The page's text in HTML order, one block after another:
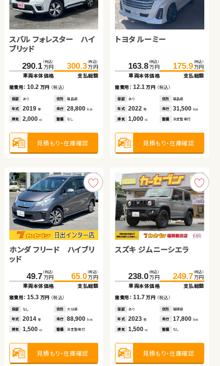
スバル フォレスター ハイ
ブリッド
290.1 （税込）
万円
車両本体価格
300.3 （税込）
万円
支払総額
諸費用：10.2 万円 （税込）
保証 あり 住所 福島県
年式 2019 年 走行 28,800 km
排気 2,000 cc 整備 なし
見積もり・在庫確認
トヨタ ルーミー
163.8 （税込）
万円
車両本体価格
175.9 （税込）
万円
支払総額
諸費用： 12.1万円 （税込）
保証 あり 住所 福島県
年式 2022年 走行 31,500 km
排気 1,000cc 整備 法定整備付
見積もり・在庫確認
ホンダ フリード ハイブリ
ッド
49.7 （税込）
万円
車両本体価格
65.0 （税込）
万円
支払総額
諸費用：15.3 万円 （税込）
保証 なし 住所 大分県
年式 2014 年 走行 88,900 km
排気 1,500 cc 整備 法定整備付
見積もり・在庫確認
スズキ ジムニーシエラ
238.0 （税込）
万円
車両本体価格
249.7 （税込）
万円
支払総額
諸費用： 11.7万円 （税込）
保証 あり 住所 福岡県
年式 2023年 走行 17,800 km
排気 1,500cc 整備 なし
見積もり・在庫確認
ダイハツ ムーヴ キャンバ
ス
160.5 （税込）
万円
車両本体価格
168.6 （税込）
万円
支払総額
諸費用：8.1万円（税込）
保証 あり 住所 埼玉県
年式 2023 年 走行 13,700 km
排気 660cc 整備 なし
見積もり・在庫確認
トヨタ アクア
125.0 （税込）
万円
車両本体価格
136.1 （税込）
万円
支払総額
諸費用： 11.1万円 （税込）
保証 あり 住所 岡山県
年式 2019年 走行 21,500 km
排気 1,500cc 整備 法定整備付
見積もり・在庫確認
スズキ アルト ＨＢ
58.7 （税込）
万円
車両本体価格
67.7 （税込）
万円
支払総額
諸費用：9.0万円（税込）
保証 あり 住所 埼玉県
年式 2021 年 走行 24,100 km
排気 660cc 整備 法定整備付
見積もり・在庫確認
ホンダ Ｎ ＢＯＸ
121.6 （税込）
万円
車両本体価格
129.8 （税込）
万円
支払総額
諸費用： 8.2万円（税込）
保証 あり 住所 埼玉県
年式 2017年 走行 12,600 km
排気 660cc 整備 なし
見積もり・在庫確認
トヨタ プリウス アルファ
68.2 （税込）
万円
車両本体価格
79.8 （税込）
万円
支払総額
諸費用：11.6 万円 （税込）
保証 あり 住所 埼玉県
年式 2012 年 走行 87,700 km
排気 1,800 cc 整備 法定整備付
見積もり・在庫確認
日産 セレナ
292.0 （税込）
万円
車両本体価格
309.3 （税込）
万円
支払総額
諸費用： 17.3万円 （税込）
保証 あり 住所 岩手県
年式 2023年 走行 53,900 km
排気 2,000cc 整備 法定整備付
見積もり・在庫確認
ホンダ フィット ハイブリ
ッド
122.2 （税込）
万円
車両本体価格
135.3 （税込）
万円
支払総額
諸費用：13.1 万円 （税込）
保証 あり 住所 埼玉県
年式 2021 年 走行 31,900 km
排気 1,500 cc 整備 法定整備付
見積もり・在庫確認
トヨタ ノア ハイブリッド
466.3 （税込）
万円
車両本体価格
479.5 （税込）
万円
支払総額
諸費用： 13.2万円 （税込）
保証 あり 住所 岩手県
年式 2023年 走行 15,400 km
排気 1,800cc 整備 法定整備付
見積もり・在庫確認